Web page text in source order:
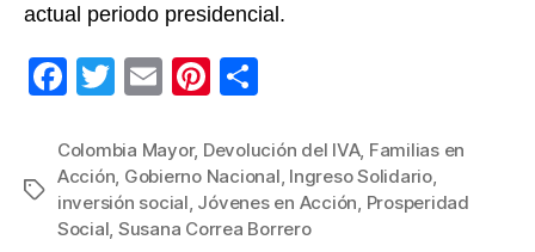
actual periodo presidencial.
F
c
e
b
T
tt
er
E
ail
Pi
er
e
st
m
p
ar
Etiquetas
Colombia Mayor, Devolución del IVA, Familias en
Acción, Gobierno Nacional, Ingreso Solidario,
inversión social, Jóvenes en Acción, Prosperidad
Social, Susana Correa Borrero